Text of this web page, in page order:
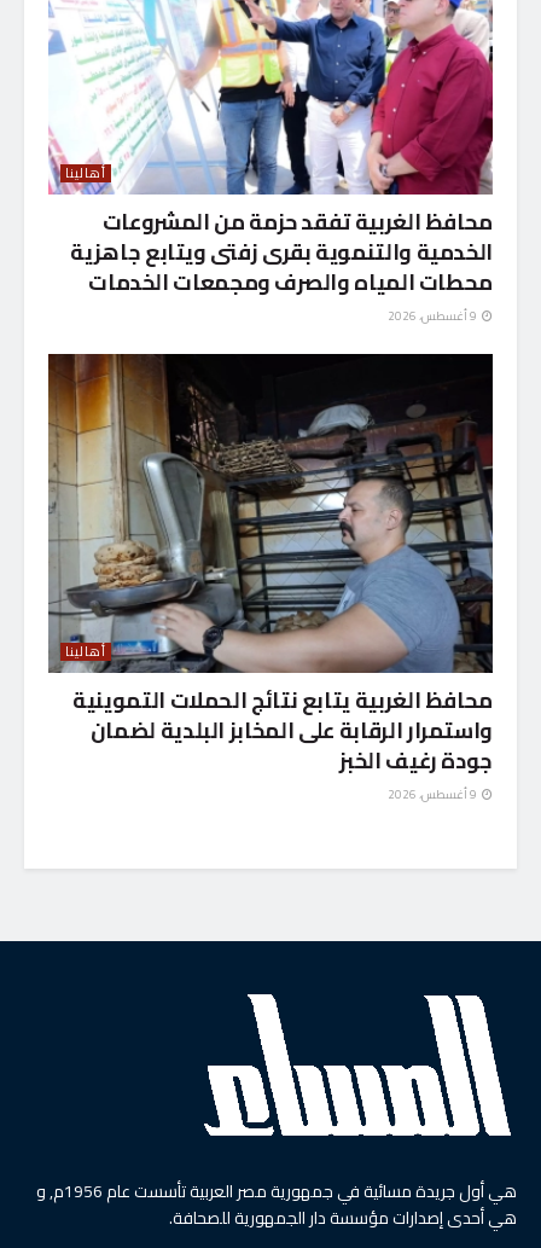
أهالينا
محافظ الغربية تفقد حزمة من المشروعات
الخدمية والتنموية بقرى زفتى ويتابع جاهزية
محطات المياه والصرف ومجمعات الخدمات
أهالينا
محافظ الغربية يتابع نتائج الحملات التموينية
واستمرار الرقابة على المخابز البلدية لضمان
جودة رغيف الخبز
هي أول جريدة مسائية في جمهورية مصر العربية تأسست عام 1956م, و
هي أحدى إصدارات مؤسسة دار الجمهورية للصحافة.